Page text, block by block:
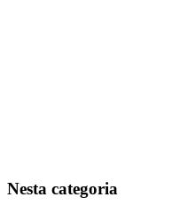
Nesta categoria